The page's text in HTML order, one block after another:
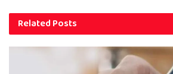
RelatedPosts